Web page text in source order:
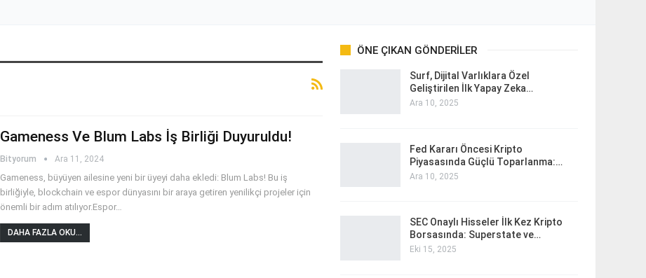
Gameness Ve Blum Labs İş Birliği Duyuruldu!
Bityorum Ara 11, 2024
Gameness, büyüyen ailesine yeni bir üyeyi daha ekledi: Blum Labs! Bu iş
birliğiyle, blockchain ve espor dünyasını bir araya getiren yenilikçi projeler için
önemli bir adım atılıyor.Espor…
DAHA FAZLA OKU...
ÖNE ÇIKAN GÖNDERILER
Surf, Dijital Varlıklara Özel
Geliştirilen İlk Yapay Zeka…
Ara 10, 2025
Fed Kararı Öncesi Kripto
Piyasasında Güçlü Toparlanma:…
Ara 10, 2025
SEC Onaylı Hisseler İlk Kez Kripto
Borsasında: Superstate ve…
Eki 15, 2025